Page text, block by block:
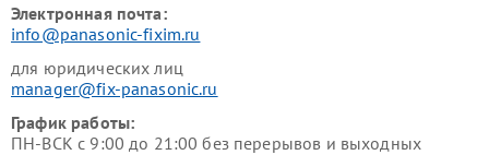
Электронная почта:
info@panasonic-fixim.ru
для юридических лиц
manager@fix-panasonic.ru
График работы:
ПН-ВСК с 9:00 до 21:00 без перерывов и выходных